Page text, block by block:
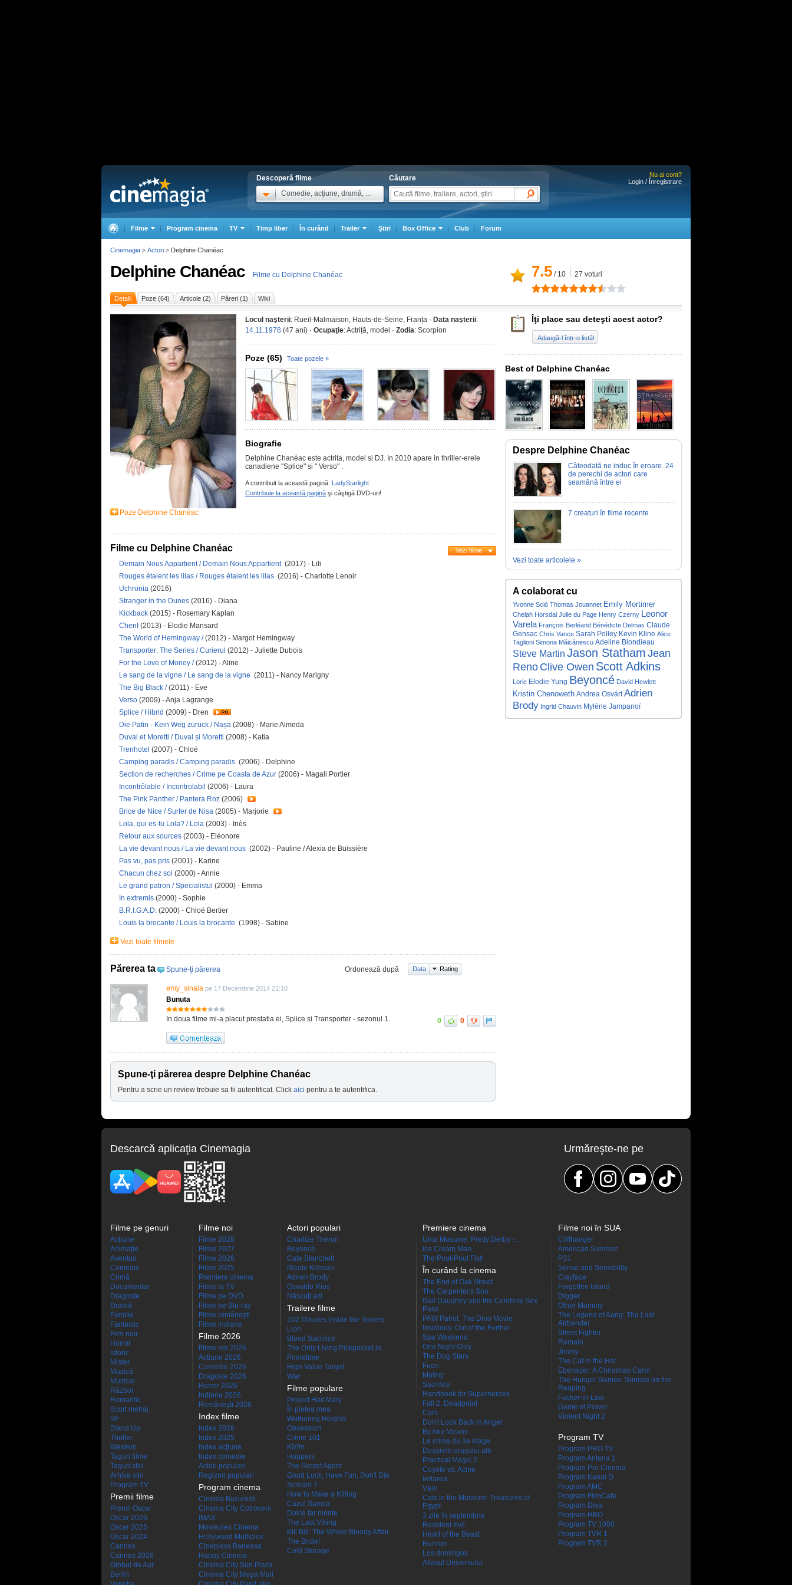
Descoperă filme
Comedie, acţiune, dramă, ...
Căutare
Nu ai cont?
Login / Înregistrare
Filme Program cinema TV Timp liber În curând Trailer Ştiri Box Office Club Forum
Delphine Chanéac Filme cu Delphine Chanéac 7.5 / 10 27 voturi
Detalii Poze (64) Articole (2) Păreri (1) Wiki
Poze Delphine Chanéac
Locul naşterii: Rueil-Malmaison, Hauts-de-Seine, Franța · Data naşterii:
14.11.1978 (47 ani) · Ocupaţie: Actriță, model · Zodia: Scorpion
Poze (65) Toate pozele »
Biografie
Delphine Chanéac este actrita, model si DJ. In 2010 apare in thriller-erele
canadiene "Splice" si " Verso" .
A contribuit la această pagină: LadyStarlight
Contribuie la această pagină şi câştigă DVD-uri!
Filme cu Delphine Chanéac Vezi filme
Demain Nous Appartient / Demain Nous Appartient (2017) - Lili
Rouges étaient les lilas / Rouges étaient les lilas (2016) - Charlotte Lenoir
Uchronia (2016)
Stranger in the Dunes (2016) - Diana
Kickback (2015) - Rosemary Kaplan
Cherif(2013) - Elodie Mansard
The World of Hemingway /(2012) - Margot Hemingway
Transporter: The Series / Curierul (2012) - Juliette Dubois
For the Love of Money /(2012) - Aline
Le sang de la vigne / Le sang de la vigne (2011) - Nancy Marigny
The Big Black /(2011) - Eve
Verso (2009) - Anja Lagrange
Splice / Hibrid (2009) - Dren
Die Patin - Kein Weg zurück / Nașa (2008) - Marie Almeda
Duval et Moretti / Duval și Moretti (2008) - Katia
Trenhotel (2007) - Chloé
Camping paradis / Camping paradis (2006) - Delphine
Section de recherches / Crime pe Coasta de Azur (2006) - Magali Portier
Incontrôlable / Incontrolabil (2006) - Laura
The Pink Panther / Pantera Roz (2006)
Brice de Nice / Surfer de Nisa (2005) - Marjorie
Lola, qui es-tu Lola? / Lola (2003) - Inès
Retour aux sources (2003) - Eléonore
La vie devant nous / La vie devant nous (2002) - Pauline / Alexia de Buissière
Pas vu, pas pris (2001) - Karine
Chacun chez soi (2000) - Annie
Le grand patron / Specialistul (2000) - Emma
In extremis (2000) - Sophie
B.R.I.G.A.D. (2000) - Chloé Bertier
Louis la brocante / Louis la brocante (1998) - Sabine
Vezi toate filmele
Părerea ta Spune-ţi părerea Ordonează după Data Rating
emy_sinaia pe 17 Decembrie 2014 21:10
Bunuta
In doua filme mi-a placut prestatia ei, Splice si Transporter - sezonul 1. 0 0
Spune-ţi părerea despre Delphine Chanéac
Pentru a scrie un review trebuie sa fii autentificat. Click aici pentru a te autentifica.
Îţi place sau deteşti acest actor?
Adaugă-l într-o listă!
Best of Delphine Chanéac
Despre Delphine Chanéac
Câteodată ne induc în eroare. 24
de perechi de actori care
seamănă între ei
7 creaturi în filme recente
Vezi toate articolele »
A colaborat cu
Yvonne Sciò Thomas Jouannet Emily Mortimer
Chelah Horsdal Julie du Page Henry Czerny Leonor
Varela François Berléand Bénédicte Delmas Claude
Gensac Chris Vance Sarah Polley Kevin Kline Alice
Taglioni Simona Măicănescu Adeline Blondieau
Steve Martin Jason Statham Jean
Reno Clive Owen Scott Adkins
Lorie Elodie Yung Beyoncé David Hewlett
Kristin Chenoweth Andrea Osvárt Adrien
Brody Ingrid Chauvin Mylène Jampanoï
Cinemagia > Actori > Delphine Chanéac
Descarcă aplicaţia Cinemagia Urmăreşte-ne pe
Filme pe genuri
Acţiune
Animaţie
Aventuri
Comedie
Crimă
Documentar
Dragoste
Dramă
Familie
Fantastic
Film noir
Horror
Istoric
Mister
Muzică
Muzical
Război
Romantic
Scurt metraj
SF
Stand Up
Thriller
Western
Taguri filme
Taguri stiri
Arhiva stiri
Program TV
Premii filme
Premii Oscar
Oscar 2026
Oscar 2025
Oscar 2024
Cannes
Cannes 2026
Globul de Aur
Berlin
Filme noi
Filme 2028
Filme 2027
Filme 2026
Filme 2025
Premiere cinema
Filme la TV
Filme pe DVD
Filme pe Blu-ray
Filme româneşti
Filme indiene
Filme 2026
Filme noi 2026
Actiune 2026
Comedie 2026
Dragoste 2026
Horror 2026
Indiene 2026
Româneşti 2026
Index filme
Index 2026
Index 2025
Index acţiune
Index comedie
Actori populari
Regizori populari
Program cinema
Cinema Bucuresti
Cinema City Cotroceni
IMAX
Movieplex Cinema
Hollywood Multiplex
Cineplexx Baneasa
Happy Cinema
Cinema City Sun Plaza
Cinema City Mega Mall
Actori populari
Charlize Theron
Beyoncé
Cate Blanchett
Nicole Kidman
Adrien Brody
Osvaldo Ríos
Născuţi azi
Trailere filme
102 Minutes Inside the Towers
Lion
Blood Sacrifice
The Only Living Pickpocket in...
Primetime
High Value Target
War
Filme populare
Project Hail Mary
În pielea mea
Wuthering Heights
Obsession
Crime 101
Kîzîm
Hoppers
The Secret Agent
Good Luck, Have Fun, Don't Die
Scream 7
How to Make a Killing
Cazul Samca
Dolce far niente
The Last Viking
Kill Bill: The Whole Bloody Affair
The Bride!
Cold Storage
Premiere cinema
Uma Musume: Pretty Derby -...
Ice Cream Man
The Pout-Pout Fish
În curând la cinema
The End of Oak Street
The Carpenter's Son
Gail Daughtry and the Celebrity Sex
Pass
PAW Patrol: The Dino Movie
Insidious: Out of the Further
Spa Weekend
One Night Only
The Dog Stars
Fuori
Mutiny
Sacrifice
Handbook for Superheroes
Fall 2: Deadpoint
Cars
Don't Look Back in Anger
By Any Means
Le crime du 3e étage
Dosarele orașului alb
Practical Magic 2
Coyote vs. Acme
Iertarea
Värn
Cats in the Museum: Treasures of
Egypt
3 zile în septembrie
Resident Evil
Heart of the Beast
Runner
Los domingos
Atlasul Universului
Filme noi în SUA
Cliffhanger
American Summer
P31
Sense and Sensibility
Clayface
Forgotten Island
Digger
Other Mommy
The Legend of Aang: The Last
Airbender
Street Fighter
Remain
Jimmy
The Cat in the Hat
Ebenezer: A Christmas Carol
The Hunger Games: Sunrise on the
Reaping
Focker-in-Law
Game of Power
Violent Night 2
Program TV
Program PRO TV
Program Antena 1
Program Pro Cinema
Program Kanal D
Program AMC
Program FilmCafe
Program Diva
Program HBO
Program TV 1000
Program TVR 1
Program TVR 2